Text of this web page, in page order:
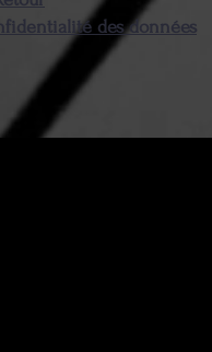
du client !
des données